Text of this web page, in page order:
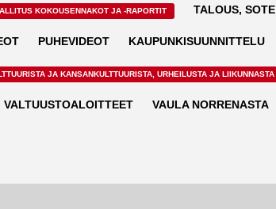
KOKOUSENNAKOT JA -RAPORTIT TALOUS, SOTE
PUHEVIDEOT KAUPUNKISUUNNITTELU
JA KANSANKULTTUURISTA, URHEILUSTA JA LIIKUNNASTA
VALTUUSTOALOITTEET VAULA NORRENASTA